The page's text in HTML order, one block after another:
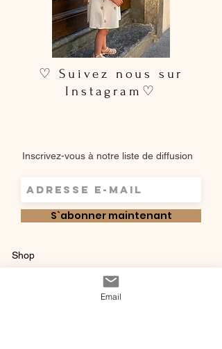
Boutons-pression pratiques à
l’entrejambe
Dentelle sélectionnée avec soin
(motifs variables)
Délai de fabrication : 15 à 28 jours
couleurs similaires)
♡ Suivez nous sur
Instagram♡
Inscrivez-vous à notre liste de diffusion
S`abonner maintenant
Shop
instagram
Email